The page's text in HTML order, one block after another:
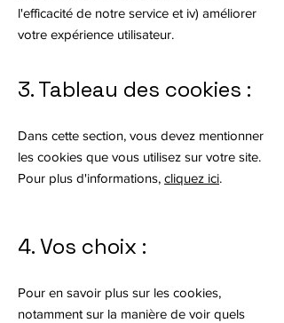
l'efficacité de notre service et iv) améliorer
votre expérience utilisateur.
3. Tableau des cookies :
Dans cette section, vous devez mentionner
les cookies que vous utilisez sur votre site.
Pour plus d'informations, cliquez ici.
4. Vos choix :
Pour en savoir plus sur les cookies,
notamment sur la manière de voir quels